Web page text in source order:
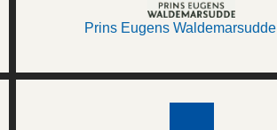
Prins Eugens Waldemarsudde